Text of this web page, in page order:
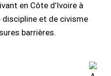
en Côte d’Ivoire à
discipline et de civisme
barrières.